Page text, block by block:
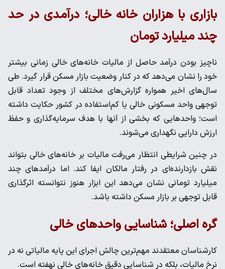
بازاری با هزاران خانه خالی؛ درآمدی در حد
چند میلیارد تومان
ناچیز بودن درآمد حاصل از مالیات خانه‌های خالی زمانی بیشتر
خود را نشان می‌دهد که در کنار وضعیت بازار مسکن قرار گیرد. طی
سال‌های اخیر همواره گزارش‌های مختلف از وجود تعداد قابل
توجهی واحد مسکونی خالی یا کم‌استفاده در کشور حکایت داشته
است؛ واحدهایی که بخشی از آنها با هدف سرمایه‌گذاری و حفظ
ارزش دارایی نگهداری می‌شوند.
در چنین شرایطی انتظار می‌رفت مالیات بر خانه‌های خالی بتواند
نقش بازدارنده‌ای در رفتار مالکان ایفا کند. اما درآمدهای چند
میلیارد تومانی نشان می‌دهد این ابزار هنوز نتوانسته اثرگذاری
قابل توجهی بر بازار مسکن داشته باشد.
گره اصلی؛ شناسایی واحدهای خالی
کارشناسان معتقدند مهم‌ترین چالش اجرای این پایه مالیاتی نه در
نرخ مالیات، بلکه در شناسایی دقیق خانه‌های خالی نهفته است.